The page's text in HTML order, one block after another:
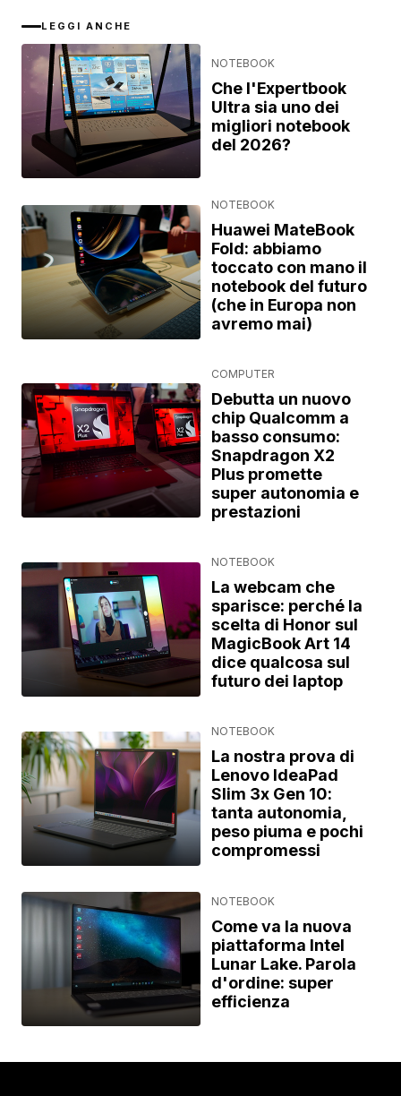
LEGGI ANCHE
NOTEBOOK
Che l'Expertbook
Ultra sia uno dei
migliori notebook
del 2026?
NOTEBOOK
Huawei MateBook
Fold: abbiamo
toccato con mano il
notebook del futuro
(che in Europa non
avremo mai)
COMPUTER
Debutta un nuovo
chip Qualcomm a
basso consumo:
Snapdragon X2
Plus promette
super autonomia e
prestazioni
NOTEBOOK
La webcam che
sparisce: perché la
scelta di Honor sul
MagicBook Art 14
dice qualcosa sul
futuro dei laptop
NOTEBOOK
La nostra prova di
Lenovo IdeaPad
Slim 3x Gen 10:
tanta autonomia,
peso piuma e pochi
compromessi
NOTEBOOK
Come va la nuova
piattaforma Intel
Lunar Lake. Parola
d'ordine: super
efficienza